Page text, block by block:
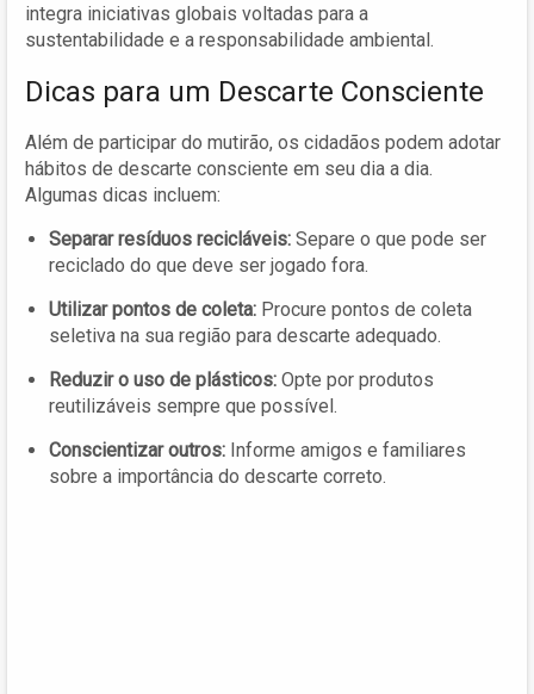
integra iniciativas globais voltadas para a
sustentabilidade e a responsabilidade ambiental.
Dicas para um Descarte Consciente
Além de participar do mutirão, os cidadãos podem adotar
hábitos de descarte consciente em seu dia a dia.
Algumas dicas incluem:
Separar resíduos recicláveis: Separe o que pode ser
reciclado do que deve ser jogado fora.
Utilizar pontos de coleta: Procure pontos de coleta
seletiva na sua região para descarte adequado.
Reduzir o uso de plásticos: Opte por produtos
reutilizáveis sempre que possível.
Conscientizar outros: Informe amigos e familiares
sobre a importância do descarte correto.